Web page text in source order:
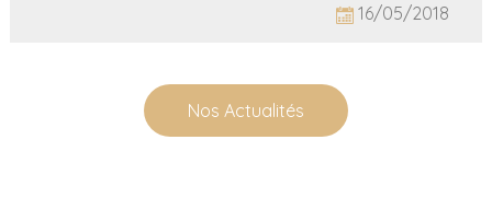
16/05/2018
Nos Actualités